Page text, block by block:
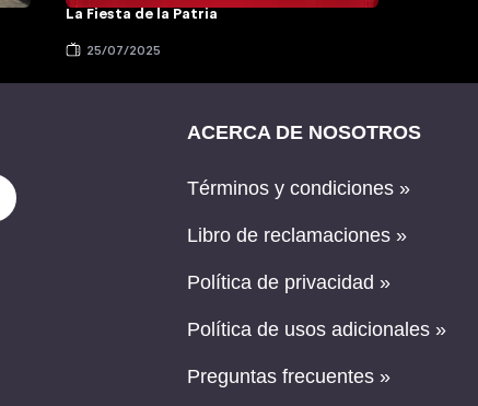
La Fiesta de la Patria
25/07/2025
ACERCA DE NOSOTROS
Términos y condiciones »
Libro de reclamaciones »
Política de privacidad »
Política de usos adicionales »
Preguntas frecuentes »